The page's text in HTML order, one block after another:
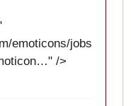
emoticons/jobs
" />